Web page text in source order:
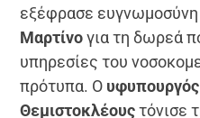
εξέφρασε
Μαρτίνογια τη δωρεά
υπηρεσίες του
πρότυπα. Ο
Θεμιστοκλέουςτόνισε